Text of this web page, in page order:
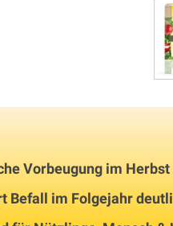
Vorbeugung im Herbst
Befall im Folgejahr